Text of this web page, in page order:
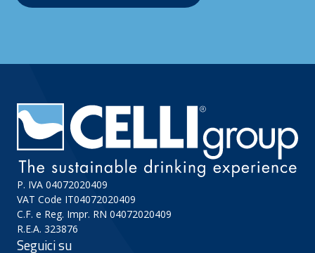
P. IVA 04072020409
VAT Code IT04072020409
C.F. e Reg. Impr. RN 04072020409
R.E.A. 323876
Seguici su